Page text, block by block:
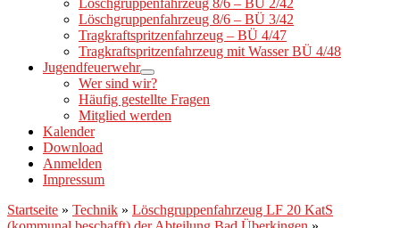
Löschgruppenfahrzeug 8/6 – BÜ 2/42
Löschgruppenfahrzeug 8/6 – BÜ 3/42
Tragkraftspritzenfahrzeug – BÜ 4/47
Tragkraftspritzenfahrzeug mit Wasser BÜ 4/48
Jugendfeuerwehr
Wer sind wir?
Häufig gestellte Fragen
Mitglied werden
Kalender
Download
Anmelden
Impressum
Startseite » Technik » Löschgruppenfahrzeug LF 20 KatS